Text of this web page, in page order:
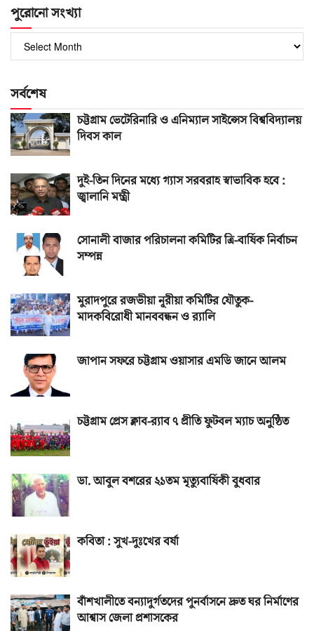
পুরোনো সংখ্যা
সংখ্যা
সর্বশেষ
চট্টগ্রাম ভেটেরিনারি ও এনিম্যাল সাইন্সেস বিশ্ববিদ্যালয়
দিবস কাল
দুই-তিন দিনের মধ্যে গ্যাস সরবরাহ স্বাভাবিক হবে :
জ্বালানি মন্ত্রী
সোনালী বাজার পরিচালনা কমিটির ত্রি-বার্ষিক নির্বাচন
সম্পন্ন
মুরাদপুরে রজভীয়া নূরীয়া কমিটির যৌতুক-
মাদকবিরোধী মানববন্ধন ও র‌্যালি
জাপান সফরে চট্টগ্রাম ওয়াসার এমডি জানে আলম
চট্টগ্রাম প্রেস ক্লাব-র‌্যাব ৭ প্রীতি ফুটবল ম্যাচ অনুষ্ঠিত
ডা. আবুল বশরের ২১তম মৃত্যুবার্ষিকী বুধবার
কবিতা : সুখ-দুঃখের বর্ষা
বাঁশখালীতে বন্যাদুর্গতদের পুনর্বাসনে দ্রুত ঘর নির্মাণের
আশ্বাস জেলা প্রশাসকের